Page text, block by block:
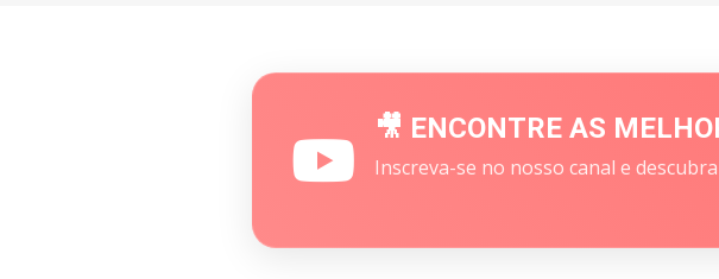
🎥 ENCONTRE AS
Inscreva-se no nosso canal e